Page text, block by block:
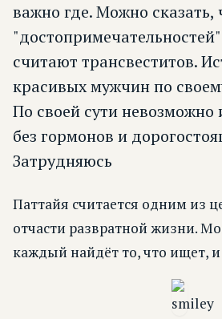
важно где. Можно сказать,
считают трансвеститов.
красивых мужчин по
По своей сути невозможно
без гормонов и
Затрудняюсь
Паттайя считается одним из
отчасти развратной жизни.
каждый найдёт то, что ищет,